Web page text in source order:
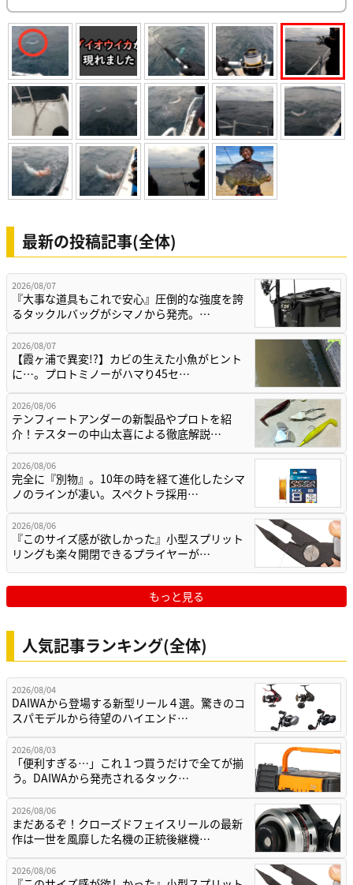
最新の投稿記事(全体)
2026/08/07
『大事な道具もこれで安心』圧倒的な強度を誇
るタックルバッグがシマノから発売。…
2026/08/07
【霞ヶ浦で異変!?】カビの生えた小魚がヒント
に…。プロトミノーがハマり45セ…
2026/08/06
テンフィートアンダーの新製品やプロトを紹
介！テスターの中山太喜による徹底解説…
2026/08/06
完全に『別物』。10年の時を経て進化したシマ
ノのラインが凄い。スペクトラ採用…
2026/08/06
『このサイズ感が欲しかった』小型スプリット
リングも楽々開閉できるプライヤーが…
もっと見る
人気記事ランキング(全体)
2026/08/04
DAIWAから登場する新型リール４選。驚きのコ
スパモデルから待望のハイエンド…
2026/08/03
「便利すぎる…」これ１つ買うだけで全てが揃
う。DAIWAから発売されるタック…
2026/08/06
まだあるぞ！クローズドフェイスリールの最新
作は一世を風靡した名機の正統後継機…
2026/08/06